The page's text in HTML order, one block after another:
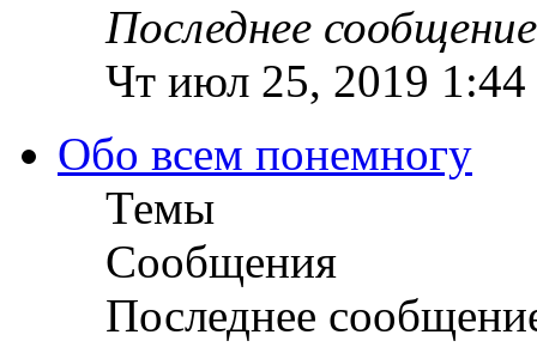
Последнее сообщение
Чт июл 25, 2019 1:44
Обо всем понемногу
Темы
Сообщения
Последнее